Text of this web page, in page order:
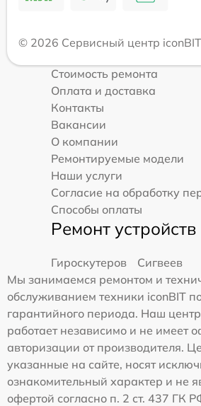
© 2026 Сервисный центр iconBIT
Стоимость ремонта
Оплата и доставка
Контакты
Вакансии
О компании
Ремонтируемые модели
Наши услуги
Согласие на обработку
Способы оплаты
Ремонт устройств
Гироскутеров
Сигвеев
Мы занимаемся ремонтом и
обслуживанием техники iconBIT
гарантийного периода. Наш
работает независимо и не имеет
авторизации от производителя.
указанные на сайте, носят
ознакомительный характер и не
офертой согласно п. 2 ст. 437 ГК